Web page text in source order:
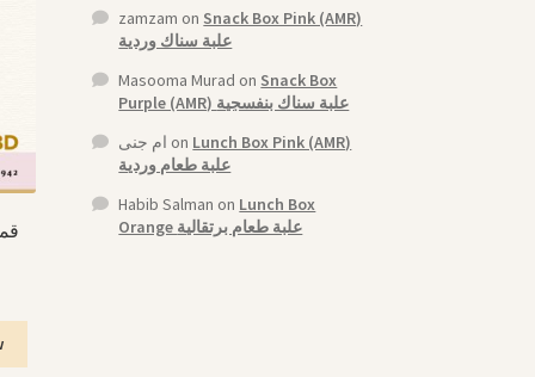
zamzam on Snack Box Pink (AMR)
علبة سناك وردية
Masooma Murad on Snack Box
Purple (AMR) علبة سناك بنفسجية
ام جنى on Lunch Box Pink (AMR)
علبة طعام وردية
Habib Salman on Lunch Box
Orange علبة طعام برتقالية